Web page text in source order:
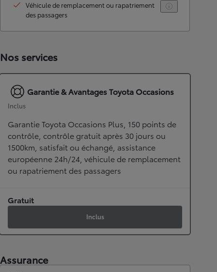
Véhicule de remplacement ou rapatriement
des passagers
Nos services
Garantie & Avantages Toyota Occasions
Inclus
Garantie Toyota Occasions Plus, 150 points de
contrôle, contrôle gratuit après 30 jours ou
1500km, satisfait ou échangé, assistance
européenne 24h/24, véhicule de remplacement
ou rapatriement des passagers
Gratuit
Inclus
Assurance